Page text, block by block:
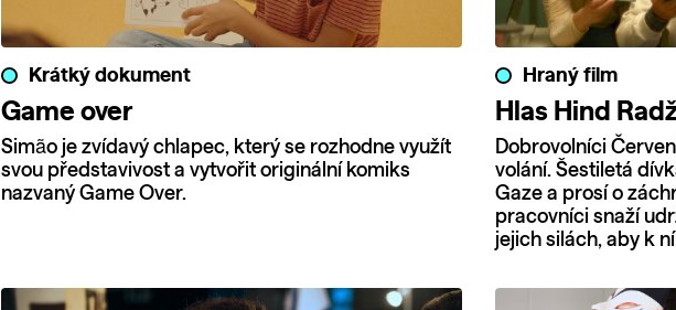
Krátký dokument
Game over
Simão je zvídavý chlapec, který se rozhodne využít
svou představivost a vytvořit originální komiks
nazvaný Game Over.
Hraný film
Hlas Hind
Dobrovolníci
volání. Šestiletá
Gaze a prosí o
pracovníci snaží
jejich silách, aby k